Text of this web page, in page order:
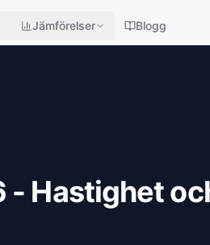
Jämförelser Blogg
- Hastighet